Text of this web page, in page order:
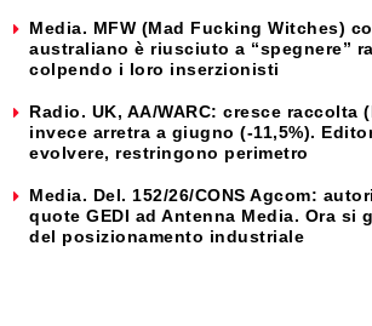
Media. MFW (Mad Fucking Witches)
australiano è riusciuto a “spegnere”
colpendo i loro inserzionisti
Radio. UK, AA/WARC: cresce raccolta
invece arretra a giugno (-11,5%).
evolvere, restringono perimetro
Media. Del. 152/26/CONS Agcom:
quote GEDI ad Antenna Media. Ora si
del posizionamento industriale